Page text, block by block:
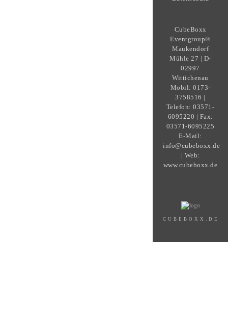
CubeBoxx
Eventgroup®
Maukendorf
Mühle 27 | D-
02997
Wittichenau
Mobil: 0173-
3758516 |
Telefon: 03571-
6095220 | Fax:
03571-6095225
E-Mail:
info@cubeboxx.de
| Web:
www.cubeboxx.de
CUBEBOXX.DE